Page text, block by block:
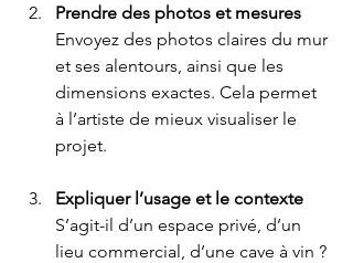
Prendre des photos et mesures
Envoyez des photos claires du mur
et ses alentours, ainsi que les
dimensions exactes. Cela permet
à l’artiste de mieux visualiser le
projet.
Expliquer l’usage et le contexte
S’agit-il d’un espace privé, d’un
lieu commercial, d’une cave à vin ?